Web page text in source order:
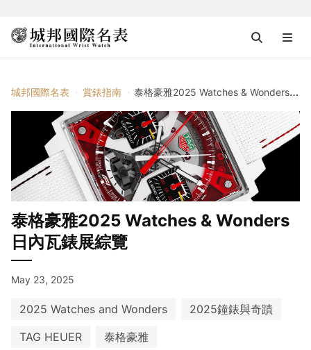
城邦國際名表 賞錶指南 泰格豪雅2025 Watches & Wonders日內瓦錶展綜覽
泰格豪雅2025 Watches & Wonders
日內瓦錶展綜覽
May 23, 2025
2025 Watches and Wonders
2025鐘錶與奇蹟
TAG HEUER
泰格豪雅